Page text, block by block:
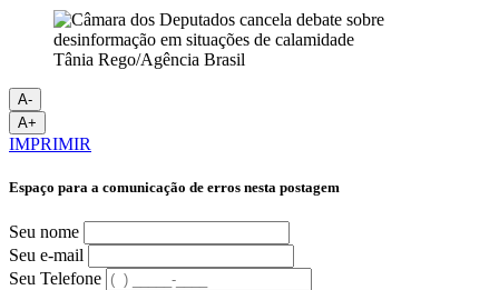
Tânia Rego/Agência Brasil
A-
A+
IMPRIMIR
Espaço para a comunicação de erros nesta postagem
Seu nome
Seu e-mail
Seu Telefone